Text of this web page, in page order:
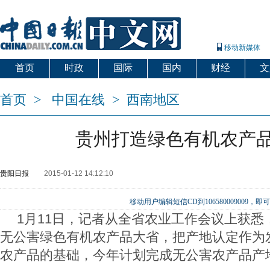
移动新媒体
首页 时政 国际 国内 财经
首页 > 中国在线 > 西南地区
贵州打造绿色有机农产
贵阳日报 2015-01-12 14:12:10
移动用户编辑短信CD到106580009009，即
1月11日，记者从全省农业工作会议上获悉
无公害绿色有机农产品大省，把产地认定作
农产品的基础，今年计划完成无公害农产品产